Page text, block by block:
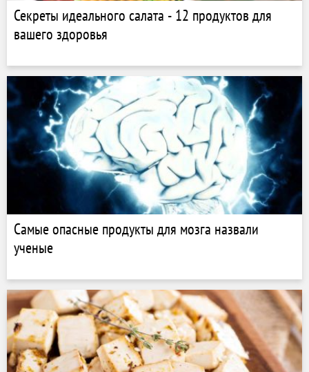
Секреты идеального салата - 12 продуктов для
вашего здоровья
Самые опасные продукты для мозга назвали
ученые